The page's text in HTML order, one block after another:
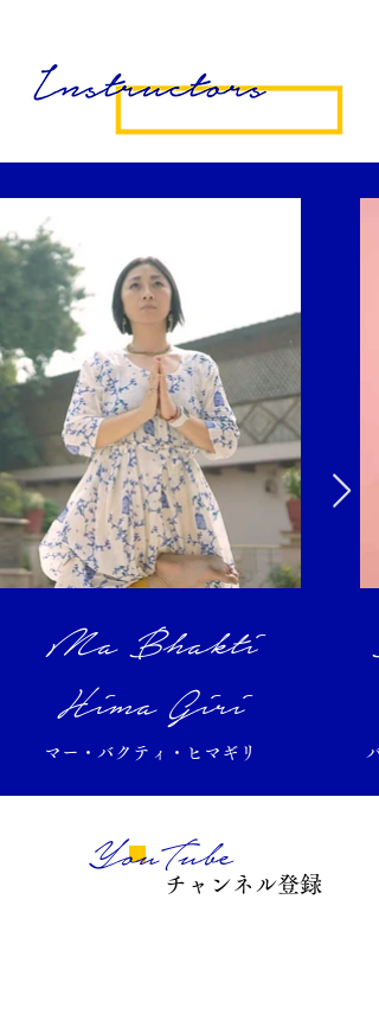
Ma Bhakti
Hima Giri
マー・バクティ・ヒマギリ
チャンネル登録
YouTube